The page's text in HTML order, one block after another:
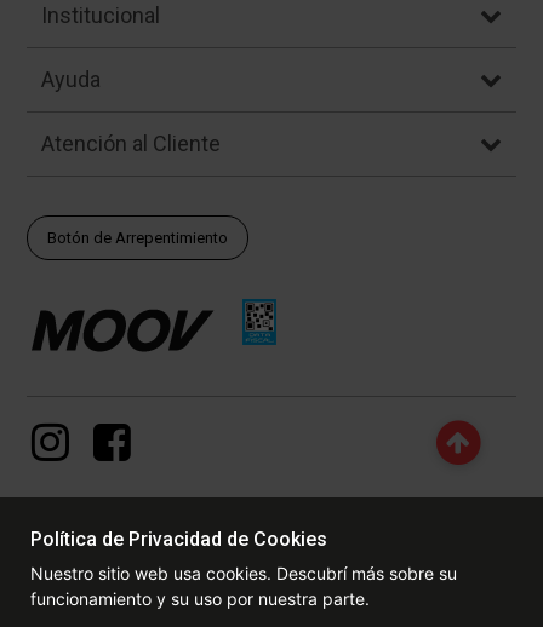
Institucional
Ayuda
Atención al Cliente
Botón de Arrepentimiento
DERECHOS RESERVADOS. Las fotos contenidas en este site, el
logotipo y las marcas son propiedad de www.dexter.com.ar y/o de
Política de Privacidad de Cookies
Nuestro sitio web usa cookies. Descubrí más sobre su
funcionamiento y su uso por nuestra parte.